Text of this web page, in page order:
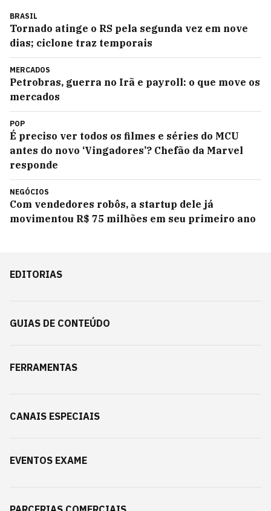
BRASIL
Tornado atinge o RS pela segunda vez em nove
dias; ciclone traz temporais
MERCADOS
Petrobras, guerra no Irã e payroll: o que move os
mercados
POP
É preciso ver todos os filmes e séries do MCU
antes do novo ‘Vingadores’? Chefão da Marvel
responde
NEGÓCIOS
Com vendedores robôs, a startup dele já
movimentou R$ 75 milhões em seu primeiro ano
EDITORIAS
GUIAS DE CONTEÚDO
FERRAMENTAS
CANAIS ESPECIAIS
EVENTOS EXAME